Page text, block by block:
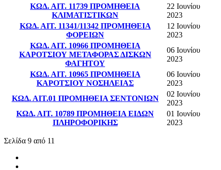
ΚΩΔ. ΑΙΤ. 11739 ΠΡΟΜΗΘΕΙΑ
ΚΛΙΜΑΤΙΣΤΙΚΩΝ
22 Ιουνίου
2023
ΚΩΔ. ΑΙΤ. 11341/11342 ΠΡΟΜΗΘΕΙΑ
ΦΟΡΕΙΩΝ
12 Ιουνίου
2023
ΚΩΔ. ΑΙΤ. 10966 ΠΡΟΜΗΘΕΙΑ
ΚΑΡΟΤΣΙΟΥ ΜΕΤΑΦΟΡΑΣ ΔΙΣΚΩΝ
ΦΑΓΗΤΟΥ
06 Ιουνίου
2023
ΚΩΔ. ΑΙΤ. 10965 ΠΡΟΜΗΘΕΙΑ
ΚΑΡΟΤΣΙΟΥ ΝΟΣΗΛΕΙΑΣ
06 Ιουνίου
2023
ΚΩΔ. ΑΙΤ.01 ΠΡΟΜΗΘΕΙΑ ΣΕΝΤΟΝΙΩΝ
02 Ιουνίου
2023
ΚΩΔ. ΑΙΤ. 10789 ΠΡΟΜΗΘΕΙΑ ΕΙΔΩΝ
ΠΛΗΡΟΦΟΡΙΚΗΣ
01 Ιουνίου
2023
Σελίδα 9 από 11